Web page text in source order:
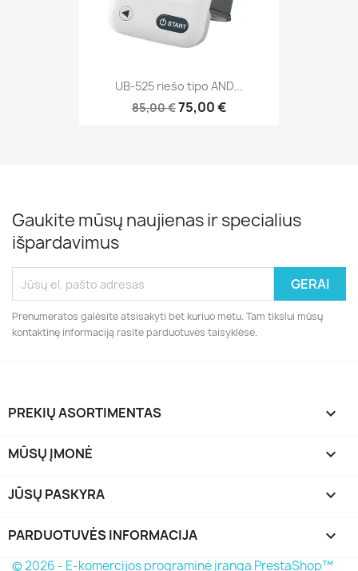
UB-525 riešo tipo AND...
85,00 €75,00 €
Gaukite mūsų naujienas ir specialius
išpardavimus
Prenumeratos galėsite atsisakyti bet kuriuo metu. Tam tikslui mūsų
kontaktinę informaciją rasite parduotuvės taisyklėse.
PREKIŲ ASORTIMENTAS 
MŪSŲ ĮMONĖ 
JŪSŲ PASKYRA 
PARDUOTUVĖS INFORMACIJA keyboard_arrow_down
© 2026 - E-komercijos programinė įranga PrestaShop™